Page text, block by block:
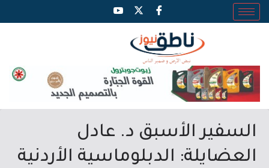
السفير الأسبق د. عادل
العضايلة: الدبلوماسية الأردنية